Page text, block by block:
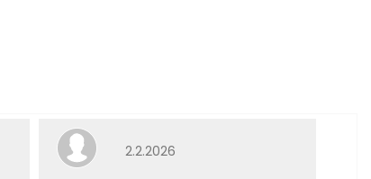
hvězdiček. Hodnocení obchodu je 5 z 5 hvězdiček.
2.2.2026